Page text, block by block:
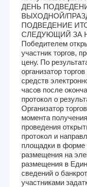
ДЕНЬ
ВЫХОДНОЙ/
ПОДВЕДЕНИЕ
СЛЕДУЮЩИЙ ЗА
Победителем
участник торгов,
цену. По
организатор
средств
часов после
протокол о
Организатор
момента
проведения
протокол и
площадки в форме
размещения на
размещения в
сведений о
участниками